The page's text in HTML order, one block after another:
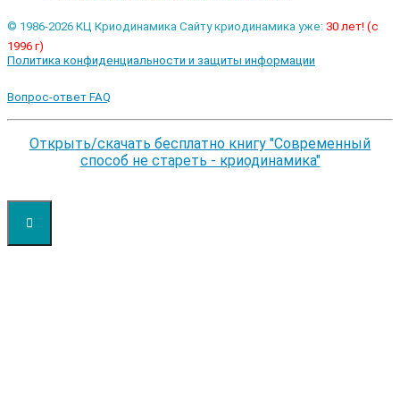
© 1986-2026 КЦ Криодинамика Сайту криодинамика уже: 30 лет! (с
1996 г)
Политика конфиденциальности и защиты информации
Вопрос-ответ FAQ
Открыть/скачать бесплатно книгу "Современный
способ не стареть - криодинамика"